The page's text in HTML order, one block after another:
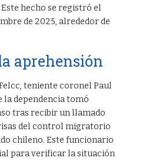
hecho se registró el
de 2025, alrededor de
aprehensión
teniente coronel Paul
la dependencia tomó
tras recibir un llamado
del control migratorio
chileno. Este funcionario
para verificar la situación